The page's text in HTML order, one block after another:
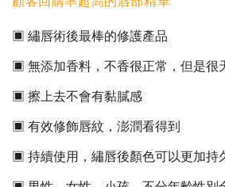
▣ 繡唇術後最棒的修護產品
▣ 無添加香料，不香很正常，但是很
▣ 擦上去不會有黏膩感
▣ 有效修飾唇紋，澎潤看得到
▣ 持續使用，繡唇後顏色可以更加持